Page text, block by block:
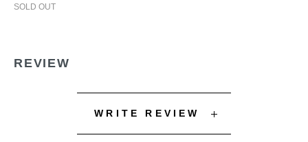
SOLD OUT
REVIEW
WRITE REVIEW